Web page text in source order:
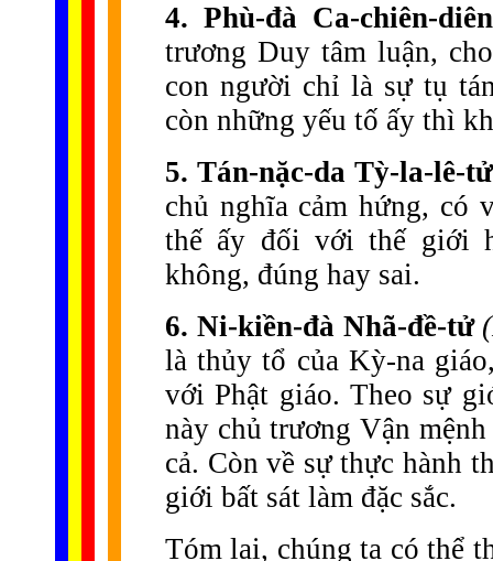
4. Phù-đà Ca-chiên-diên
trương Duy tâm luận,
con người chỉ là sự tụ
còn những yếu tố ấy thì
5. Tán-nặc-da Tỳ-la-lê-tử
chủ nghĩa cảm hứng, có
thế ấy đối với thế giới
không, đúng hay sai.
6. Ni-kiền-đà Nhã-đề-tử
là thủy tổ của Kỳ-na
với Phật giáo. Theo sự
này chủ trương Vận
cả. Còn về sự thực hành
giới bất sát làm đặc sắc.
Tóm lại, chúng ta có thể